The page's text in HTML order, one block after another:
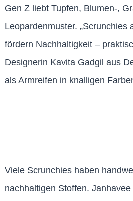
Gen Z liebt Tupfen, Blumen-,
Leopardenmuster. „Scrunchies
fördern Nachhaltigkeit –
Designerin Kavita Gadgil aus
als Armreifen in knalligen
Viele Scrunchies haben
nachhaltigen Stoffen.